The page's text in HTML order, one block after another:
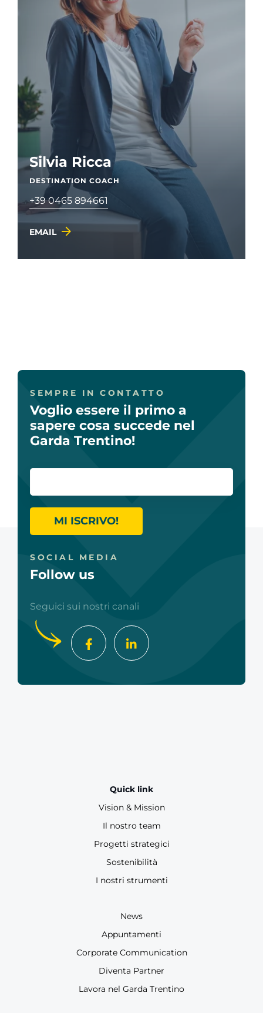
Silvia Ricca
DESTINATION COACH
+39 0465 894661
EMAIL
SEMPRE IN CONTATTO
Voglio essere il primo a
sapere cosa succede nel
Garda Trentino!
MI ISCRIVO!
SOCIAL MEDIA
Follow us
Seguici sui nostri canali
Quick link
Vision & Mission
Il nostro team
Progetti strategici
Sostenibilità
I nostri strumenti
News
Appuntamenti
Corporate Communication
Diventa Partner
Lavora nel Garda Trentino